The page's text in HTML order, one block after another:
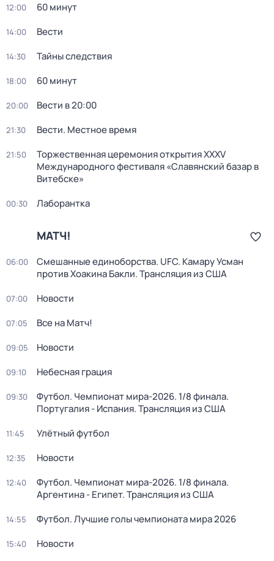
12:00 60 минут
14:00 Вести
14:30 Тайны следствия
18:00 60 минут
20:00 Вести в 20:00
21:30 Вести. Местное время
21:50
Торжественная церемония открытия XXXV
Международного фестиваля «Славянский базар в
Витебске»
00:30 Лаборантка
МАТЧ!
06:00
Смешанные единоборства. UFC. Камару Усман
против Хоакина Бакли. Трансляция из США
07:00 Новости
07:05 Все на Матч!
09:05 Новости
09:10 Небесная грация
09:30
Футбол. Чемпионат мира-2026. 1/8 финала.
Португалия - Испания. Трансляция из США
11:45 Улётный футбол
12:35 Новости
12:40
Футбол. Чемпионат мира-2026. 1/8 финала.
Аргентина - Египет. Трансляция из США
14:55 Футбол. Лучшие голы чемпионата мира 2026
15:40 Новости